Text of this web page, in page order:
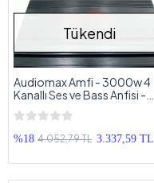
Tükendi
Audiomax Amfi - 3000w 4
Kanallı Ses ve Bass Anfisi -
Oto Anfi
%18 4.052,79 TL 3.337,59 TL